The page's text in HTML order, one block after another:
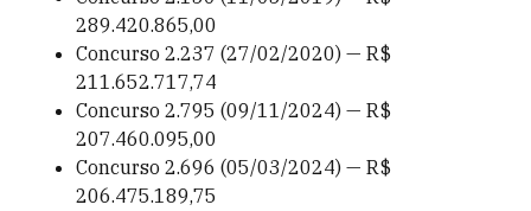
289.420.865,00
Concurso 2.237 (27/02/2020) — R$
211.652.717,74
Concurso 2.795 (09/11/2024) — R$
207.460.095,00
Concurso 2.696 (05/03/2024) — R$
206.475.189,75